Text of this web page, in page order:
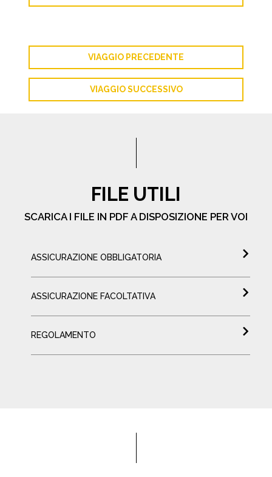
VIAGGIO PRECEDENTE
VIAGGIO SUCCESSIVO
FILE UTILI
SCARICA I FILE IN PDF A DISPOSIZIONE PER VOI
ASSICURAZIONE OBBLIGATORIA
ASSICURAZIONE FACOLTATIVA
REGOLAMENTO